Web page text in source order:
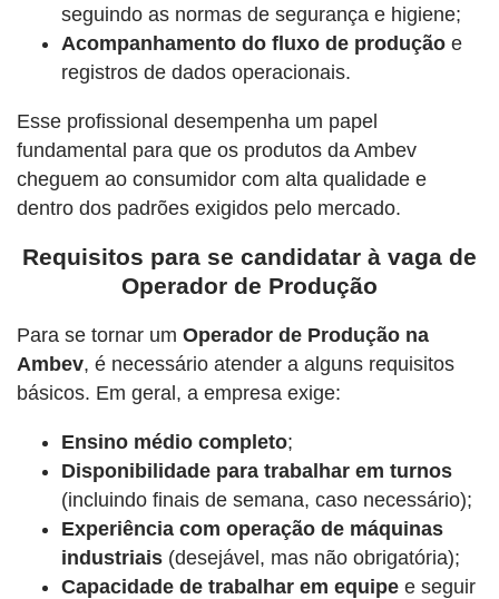
seguindo as normas de segurança e higiene;
Acompanhamento do fluxo de produção e
registros de dados operacionais.
Esse profissional desempenha um papel
fundamental para que os produtos da Ambev
cheguem ao consumidor com alta qualidade e
dentro dos padrões exigidos pelo mercado.
Requisitos para se candidatar à vaga de
Operador de Produção
Para se tornar um Operador de Produção na
Ambev, é necessário atender a alguns requisitos
básicos. Em geral, a empresa exige:
Ensino médio completo;
Disponibilidade para trabalhar em turnos
(incluindo finais de semana, caso necessário);
Experiência com operação de máquinas
industriais (desejável, mas não obrigatória);
Capacidade de trabalhar em equipe e seguir